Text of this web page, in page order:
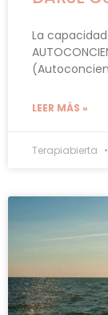
La capacidad
LEER MÁS »
Terapiabierta